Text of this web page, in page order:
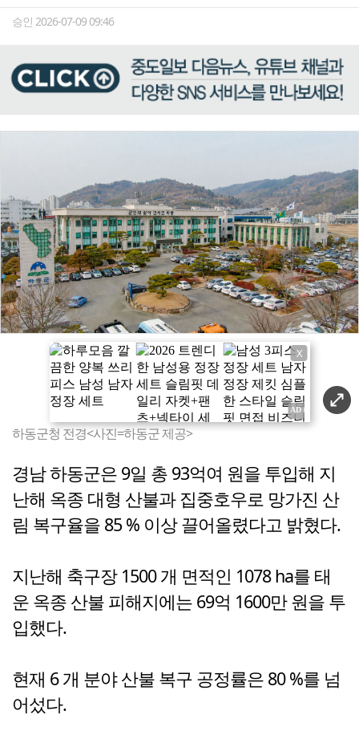
승인 2026-07-09 09:46
X
하동군청 전경<사진=하동군 제공>
경남 하동군은 9일 총 93억여 원을 투입해 지
난해 옥종 대형 산불과 집중호우로 망가진 산
림 복구율을 85 % 이상 끌어올렸다고 밝혔다.
지난해 축구장 1500 개 면적인 1078 ha를 태
운 옥종 산불 피해지에는 69억 1600만 원을 투
입했다.
현재 6 개 분야 산불 복구 공정률은 80 %를 넘
어섰다.